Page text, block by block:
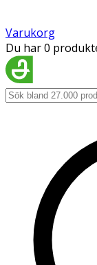
Varukorg
Du har 0